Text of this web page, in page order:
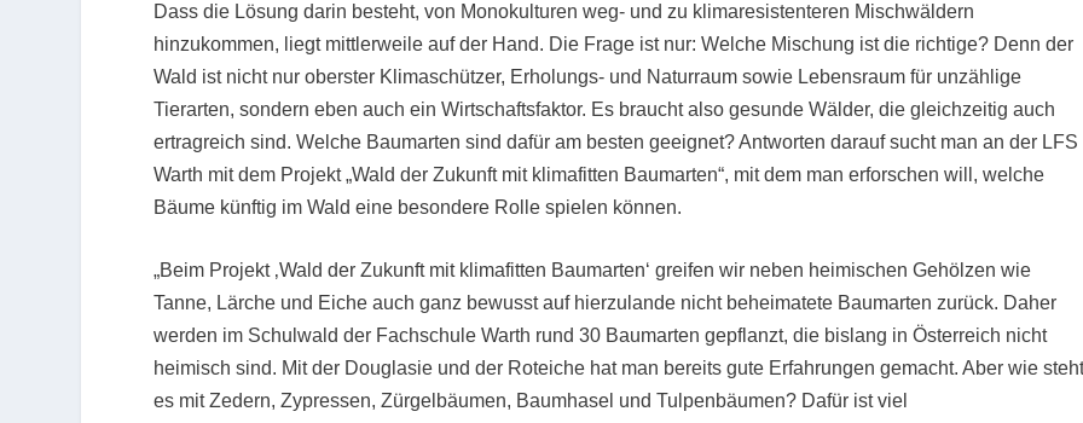
Dass die Lösung darin besteht, von Monokulturen weg- und zu klimaresistenteren Mischwäldern
hinzukommen, liegt mittlerweile auf der Hand. Die Frage ist nur: Welche Mischung ist die richtige? Denn der
Wald ist nicht nur oberster Klimaschützer, Erholungs- und Naturraum sowie Lebensraum für unzählige
Tierarten, sondern eben auch ein Wirtschaftsfaktor. Es braucht also gesunde Wälder, die gleichzeitig auch
ertragreich sind. Welche Baumarten sind dafür am besten geeignet? Antworten darauf sucht man an der LFS
Warth mit dem Projekt „Wald der Zukunft mit klimafitten Baumarten“, mit dem man erforschen will, welche
Bäume künftig im Wald eine besondere Rolle spielen können.
„Beim Projekt ‚Wald der Zukunft mit klimafitten Baumarten‘ greifen wir neben heimischen Gehölzen wie
Tanne, Lärche und Eiche auch ganz bewusst auf hierzulande nicht beheimatete Baumarten zurück. Daher
werden im Schulwald der Fachschule Warth rund 30 Baumarten gepflanzt, die bislang in Österreich nicht
heimisch sind. Mit der Douglasie und der Roteiche hat man bereits gute Erfahrungen gemacht. Aber wie
es mit Zedern, Zypressen, Zürgelbäumen, Baumhasel und Tulpenbäumen? Dafür ist viel